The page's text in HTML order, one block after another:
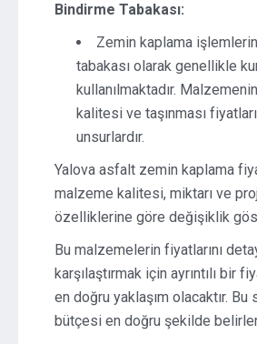
Bindirme Tabakası:
Zemin kaplama
tabakası olarak genellikle
kullanılmaktadır.
kalitesi ve taşınması
unsurlardır.
Yalova asfalt zemin kaplama
malzeme kalitesi, miktarı ve
özelliklerine göre değişiklik
Bu malzemelerin fiyatlarını
karşılaştırmak için ayrıntılı bir
en doğru yaklaşım olacaktır. Bu
bütçesi en doğru şekilde